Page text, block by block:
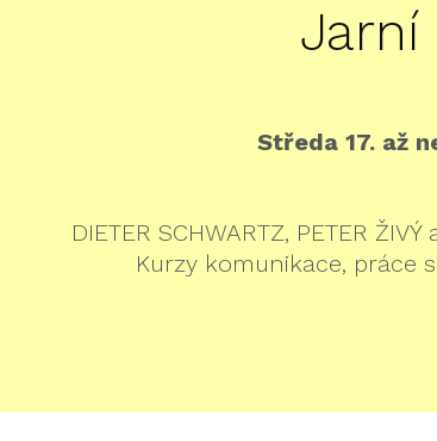
Jarní
Středa 17. až
DIETER SCHWARTZ, PETER
Kurzy komunikace, práce